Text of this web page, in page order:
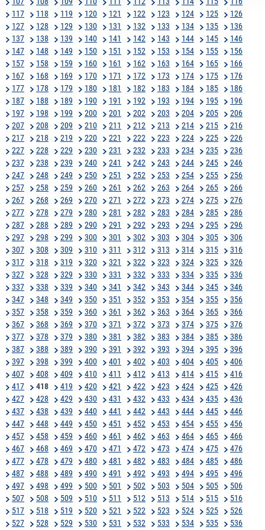
117
118 119 120 121 122 123 124 125
126
127
128 129 130 131 132 133 134 135
136
137
138 139 140 141 142 143 144 145
146
147
148 149 150 151 152 153 154 155
156
157
158 159 160 161 162 163 164 165
166
167
168 169 170 171 172 173 174 175
176
177
178 179 180 181 182 183 184 185
186
187
188 189 190 191 192 193 194 195
196
197
198 199 200 201 202 203 204 205
206
207
208 209 210 211 212 213 214 215
216
217
218 219 220 221 222 223 224 225
226
227
228 229 230 231 232 233 234 235
236
237
238 239 240 241 242 243 244 245
246
247
248 249 250 251 252 253 254 255
256
257
258 259 260 261 262 263 264 265
266
267
268 269 270 271 272 273 274 275
276
277
278 279 280 281 282 283 284 285
286
287
288 289 290 291 292 293 294 295
296
297
298 299 300 301 302 303 304 305
306
307
308 309 310 311 312 313 314 315
316
317
318 319 320 321 322 323 324 325
326
327
328 329 330 331 332 333 334 335
336
337
338 339 340 341 342 343 344 345
346
347
348 349 350 351 352 353 354 355
356
357
358 359 360 361 362 363 364 365
366
367
368 369 370 371 372 373 374 375
376
377
378 379 380 381 382 383 384 385
386
387
388 389 390 391 392 393 394 395
396
397
398 399 400 401 402 403 404 405
406
407
408 409 410 411 412 413 414 415
416
417
418 419 420 421 422 423 424 425
426
427
428 429 430 431 432 433 434 435
436
437
438 439 440 441 442 443 444 445
446
447
448 449 450 451 452 453 454 455
456
457
458 459 460 461 462 463 464 465
466
467
468 469 470 471 472 473 474 475
476
477
478 479 480 481 482 483 484 485
486
487
488 489 490 491 492 493 494 495
496
497
498 499 500 501 502 503 504 505
506
507
508 509 510 511 512 513 514 515
516
517
518 519 520 521 522 523 524 525
526
527
528 529 530 531 532 533 534 535 536